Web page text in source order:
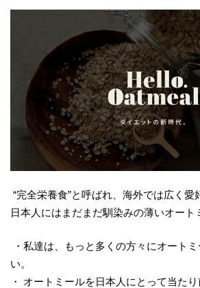
“完全栄養食”と呼ばれ、海外では広く愛
日本人にはまだまだ馴染みの薄いオート
・私達は、もっと多くの方々にオート
い。
・ オートミールを日本人にとって当た